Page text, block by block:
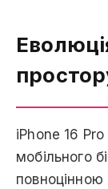
iPhone 16
мобільного
повноцінною